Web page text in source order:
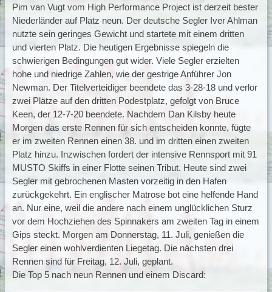
Pim van Vugt vom High Performance Project ist derzeit bester
Niederländer auf Platz neun. Der deutsche Segler Iver Ahlman
nutzte sein geringes Gewicht und startete mit einem dritten
und vierten Platz. Die heutigen Ergebnisse spiegeln die
schwierigen Bedingungen gut wider. Viele Segler erzielten
hohe und niedrige Zahlen, wie der gestrige Anführer Jon
Newman. Der Titelverteidiger beendete das 3-28-18 und verlor
zwei Plätze auf den dritten Podestplatz, gefolgt von Bruce
Keen, der 12-7-20 beendete. Nachdem Dan Kilsby heute
Morgen das erste Rennen für sich entscheiden konnte, fügte
er im zweiten Rennen einen 38. und im dritten einen zweiten
Platz hinzu. Inzwischen fordert der intensive Rennsport mit 91
MUSTO Skiffs in einer Flotte seinen Tribut. Heute sind zwei
Segler mit gebrochenen Masten vorzeitig in den Hafen
zurückgekehrt. Ein englischer Matrose bot eine helfende Hand
an. Nur eine, weil die andere nach einem unglücklichen Sturz
vor dem Hochziehen des Spinnakers am zweiten Tag in einem
Gips steckt. Morgen am Donnerstag, 11. Juli, genießen die
Segler einen wohlverdienten Liegetag. Die nächsten drei
Rennen sind für Freitag, 12. Juli, geplant.
Die Top 5 nach neun Rennen und einem Discard: